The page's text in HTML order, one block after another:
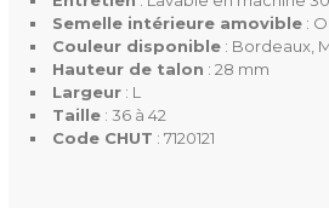
Semelle intérieure amovible:
Couleur disponible: Bordeaux,
Hauteur de talon : 28 mm
Largeur: L
Taille: 36 à 42
Code CHUT : 7120121